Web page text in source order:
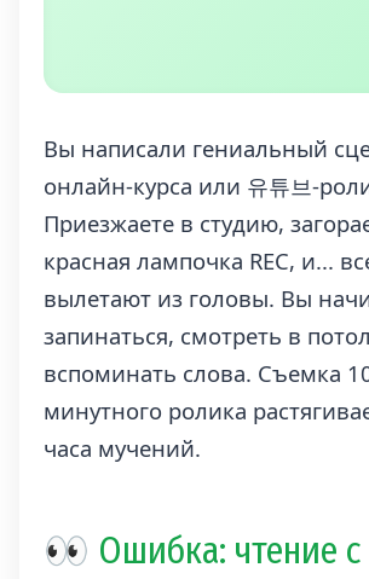
Вы написали гениальный
онлайн-курса или 유튜브-
Приезжаете в студию,
красная лампочка REC, и...
вылетают из головы. Вы
запинаться, смотреть в
вспоминать слова. Съемка
минутного ролика
часа мучений.
👀 Ошибка: чтение с